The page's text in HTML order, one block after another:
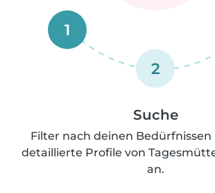
1
2
Suche
Filter nach deinen Bedürfnissen
detaillierte Profile von
an.